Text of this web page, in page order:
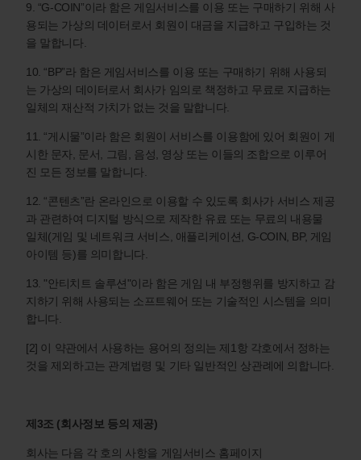
9. “G-COIN”이라 함은 게임서비스를 이용 또는 구매하기 위해 사
용되는 가상의 데이터로서 회원이 대금을 지급하고 구입하는 것
을 말합니다.
10. “BP”라 함은 게임서비스를 이용 또는 구매하기 위해 사용되
는 가상의 데이터로서 회사가 임의로 책정하고 무료로 지급하는
일체의 재산적 가치가 없는 것을 말합니다.
11. “게시물”이라 함은 회원이 서비스를 이용함에 있어 회원이 게
시한 문자, 문서, 그림, 음성, 영상 또는 이들의 조합으로 이루어
진 모든 정보를 말합니다.
12. “콘텐츠”란 온라인으로 이용할 수 있도록 회사가 서비스 제공
과 관련하여 디지털 방식으로 제작한 유료 또는 무료의 내용물
일체(게임 및 네트워크 서비스, 애플리케이션, G-COIN, BP, 게임
아이템 등)를 의미합니다.
13. "안티치트 솔루션"이라 함은 게임 내 부정행위를 방지하고 감
지하기 위해 사용되는 소프트웨어 또는 기술적인 시스템을 의미
합니다.
[2] 이 약관에서 사용하는 용어의 정의는 제1항 각호에서 정하는
것을 제외하고는 관계법령 및 기타 일반적인 상관례에 의합니다.
제3조 (회사정보 등의 제공)
회사는 다음 각 호의 사항을 게임서비스 홈페이지